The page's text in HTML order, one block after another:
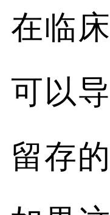
在临
可以
留存